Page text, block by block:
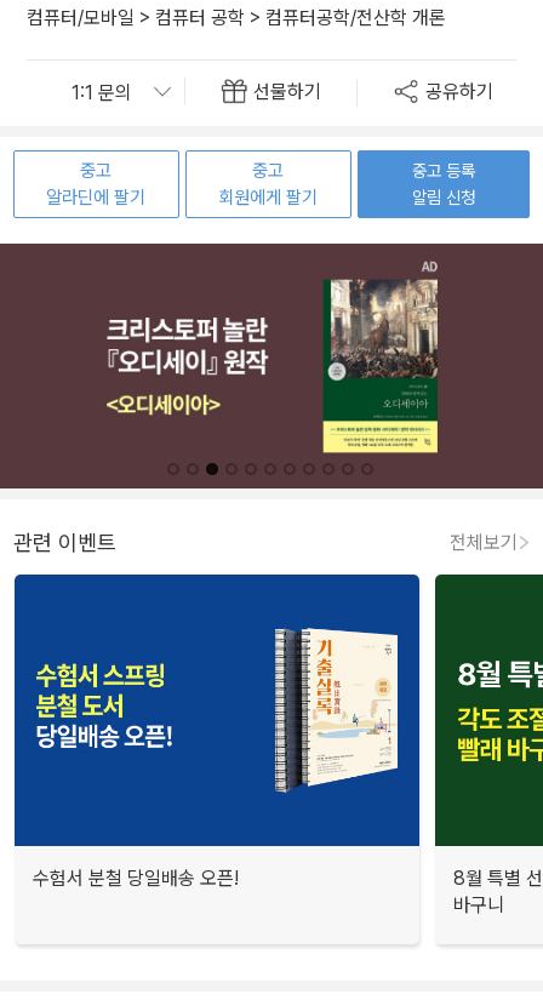
컴퓨터/모바일 > 컴퓨터 공학 > 컴퓨터공학/전산학 개론
선물하기 공유하기
중고
알라딘에 팔기
중고
회원에게 팔기
중고 등록
알림 신청
관련 이벤트 전체보기
수험서 분철 당일배송 오픈!
8월 특별
바구니